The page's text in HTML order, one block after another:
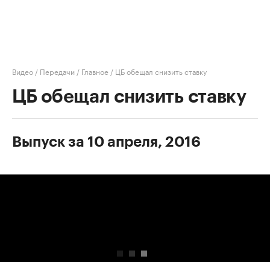
Видео / Передачи / Главное / ЦБ обещал снизить ставку
ЦБ обещал снизить ставку
Выпуск за 10 апреля, 2016